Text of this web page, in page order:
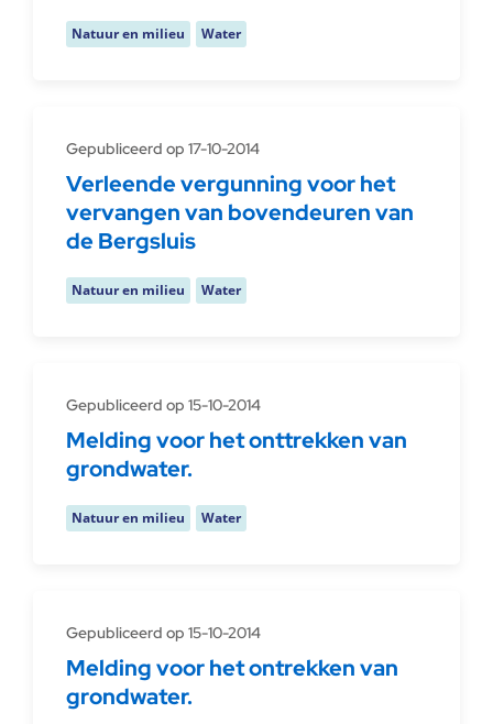
Natuur en milieu Water
Verleende vergunning voor het
vervangen van bovendeuren van
de Bergsluis
Gepubliceerd op 17-10-2014
Natuur en milieu Water
Melding voor het onttrekken van
grondwater.
Gepubliceerd op 15-10-2014
Natuur en milieu Water
Melding voor het ontrekken van
grondwater.
Gepubliceerd op 15-10-2014